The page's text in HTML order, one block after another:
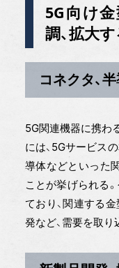
5G向け
調、拡大
コネクタ、
5G関連機器に携わ
には、5Gサービス
導体などといった
ことが挙げられる
ており、関連する
発など、需要を取